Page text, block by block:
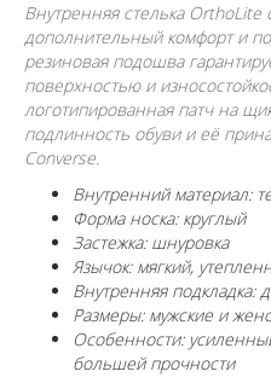
Внутренняя стелька OrthoLite
дополнительный комфорт и
резиновая подошва
поверхностью и
логотипированная патч на
подлинность обуви и её
Converse.
Внутренний материал:
Форма носка: круглый
Застежка: шнуровка
Язычок: мягкий,
Внутренняя подкладка:
Размеры: мужские и
Особенности:
большей прочности